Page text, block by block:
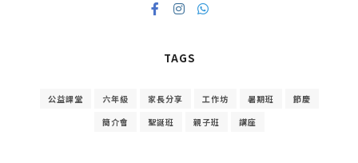
TAGS
公益課堂 六年級 家長分享 工作坊 暑期班
節慶
簡介會
聖誕班 親子班 講座